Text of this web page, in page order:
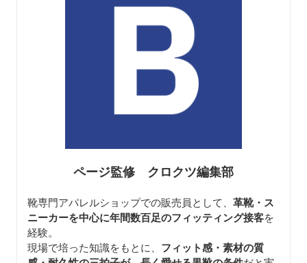
ページ監修 クロクツ編集部
靴専門アパレルショップでの販売員として、 革靴・ス
ニーカーを中心に年間数百足のフィッティング接客を
経験。
現場で培った知識をもとに、 フィット感・素材の質